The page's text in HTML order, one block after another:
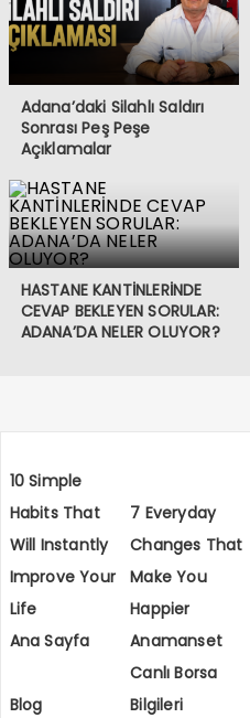
Adana’daki Silahlı Saldırı
Sonrası Peş Peşe
Açıklamalar
HASTANE KANTİNLERİNDE
CEVAP BEKLEYEN SORULAR:
ADANA’DA NELER OLUYOR?
10 Simple
Habits That
Will Instantly
Improve Your
Life
7 Everyday
Changes That
Make You
Happier
Ana Sayfa
Anamanset
Blog
Canlı Borsa
Bilgileri